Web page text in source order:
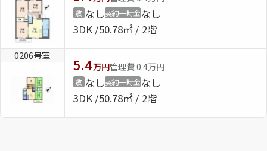
シャーメゾンライフサポート
自立型サービス付き・シニア向け
お問い合わせ・よくある質問
シャーメゾンライフ CLUB
敷 なし契約一時金なし
3DK 50.78㎡ / 2階
0206号室
5.4万円管理費 0.4万円
敷 なし契約一時金なし
3DK 50.78㎡ / 2階